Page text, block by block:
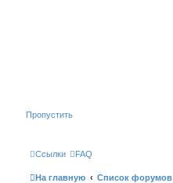
Пропустить
Ссылки FAQ
На главную Список форумов